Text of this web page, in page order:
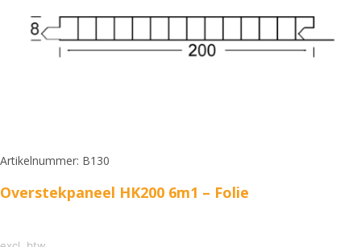
Artikelnummer: B130
Overstekpaneel HK200 6m1 – Folie